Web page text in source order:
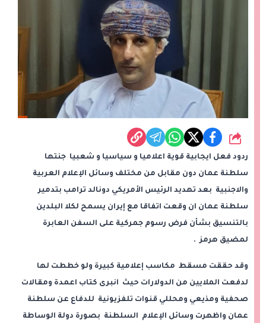
شارك
ردود فعل ايجابية قوية اعلاميا و سياسيا و شعبيا جنتها
سلطنة عمان دون مقابل من مختلف وسائل الإعلام العربية
والاجنبية بعد تهديد الرئيس الأمريكي دونالد ترامب بتدمير
سلطنة عمان ان وقعت اتفاقا مع إيران يسمح لكلا البلدين
بالتنسيق بشأن فرض رسوم جمركية على السفن العابرة
لمضيق هرمز .
وقد حققت مسقط مكاسب إعلامية كبيرة ولو خططت لها
لدفعت الملايين من الدولارات حيث انبرى كتاب اعمدة ومقالات
صحفية ومذيعي ومحللي قنوات تلفزيونية للدفاع عن سلطنة
عمان واظهرت وسائل الإعلام السلطنة بصورة دولة الوساطة